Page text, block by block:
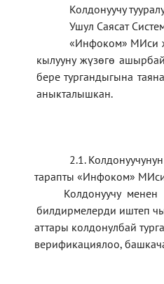
Колдонуучу
Ушул Саясат
«Инфоком» МИси
кылууну жүзөгө
бере тургандыгына
аныкталышкан.
2.1.
тарапты «Инфоком»
Колдонуучу
билдирмелерди иштеп
аттары колдонулбай
верификациялоо,